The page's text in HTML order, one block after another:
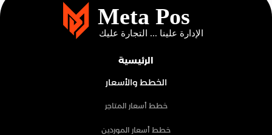
الرئيسية
الخطط والأسعار
خطط أسعار المتاجر
خطط أسعار الموردين